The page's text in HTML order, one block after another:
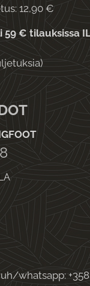
12,90 €
59 € tilauksissa
whatsapp: +358